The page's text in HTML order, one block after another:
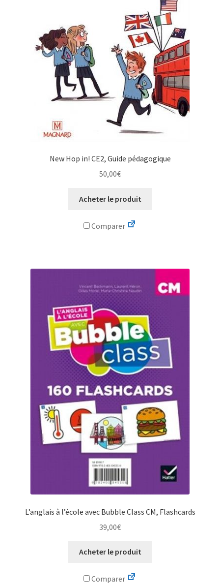
New Hop in! CE2, Guide pédagogique
50,00€
Acheter le produit
Comparer
L’anglais à l’école avec Bubble Class CM, Flashcards
39,00€
Acheter le produit
Comparer